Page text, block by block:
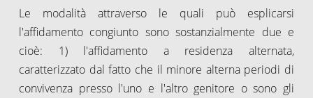
Le modalità attraverso le quali può esplicarsi
l'affidamento congiunto sono sostanzialmente due e
cioè: 1) l'affidamento a residenza alternata,
caratterizzato dal fatto che il minore alterna periodi di
convivenza presso l'uno e l'altro genitore o sono gli